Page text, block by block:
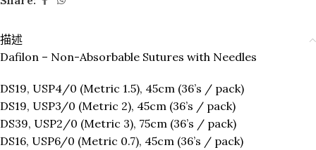
描述
Dafilon – Non-Absorbable Sutures with Needles
DS19, USP4/0 (Metric 1.5), 45cm (36’s / pack)
DS19, USP3/0 (Metric 2), 45cm (36’s / pack)
DS39, USP2/0 (Metric 3), 75cm (36’s / pack)
DS16, USP6/0 (Metric 0.7), 45cm (36’s / pack)